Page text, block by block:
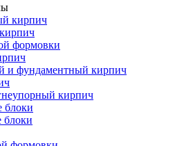
кирпич
формовки
и фундаментный кирпич
кирпич
блоки
блоки